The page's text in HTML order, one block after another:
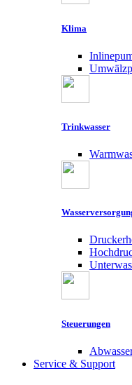
Klima
Trinkwasser
Steuerungen
Service & Support